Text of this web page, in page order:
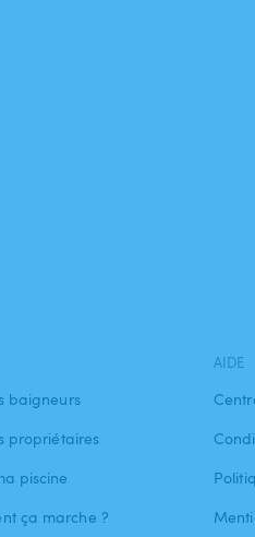
baigneurs
propriétaires
piscine
ça marche ?
AIDE